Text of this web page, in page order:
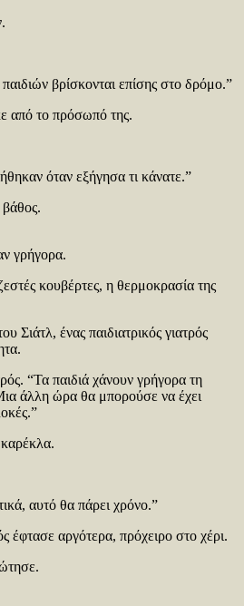
βρίσκονται επίσης στο δρόμο.”
από το πρόσωπό της.
όταν εξήγησα τι κάνατε.”
γρήγορα.
κουβέρτες, η θερμοκρασία της
Σιάτλ, ένας παιδιατρικός γιατρός
“Τα παιδιά χάνουν γρήγορα τη
άλλη ώρα θα μπορούσε να έχει
αυτό θα πάρει χρόνο.”
έφτασε αργότερα, πρόχειρο στο χέρι.